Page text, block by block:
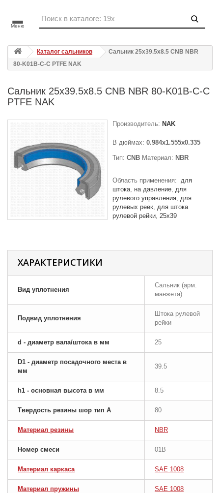
Меню
Каталог сальников
Сальник 25x39.5x8.5 CNB NBR
80-K01B-C-C PTFE NAK
Сальник 25x39.5x8.5 CNB NBR 80-K01B-C-C
PTFE NAK
Производитель: NAK
В дюймах: 0.984x1.555x0.335
Тип: CNB Материал: NBR
Область применения: для
штока на давление для
рулевого управления для
рулевых реек для штока
рулевой рейки 25x39
ХАРАКТЕРИСТИКИ
Вид уплотнения
Сальник (арм.
манжета)
Подвид уплотнения
Штока рулевой
рейки
d - диаметр вала/штока в мм 25
D1 - диаметр посадочного места в
мм
39.5
h1 - основная высота в мм 8.5
Твердость резины шор тип A 80
Материал резины NBR
Номер смеси 01B
Материал каркаса SAE 1008
Материал пружины SAE 1008